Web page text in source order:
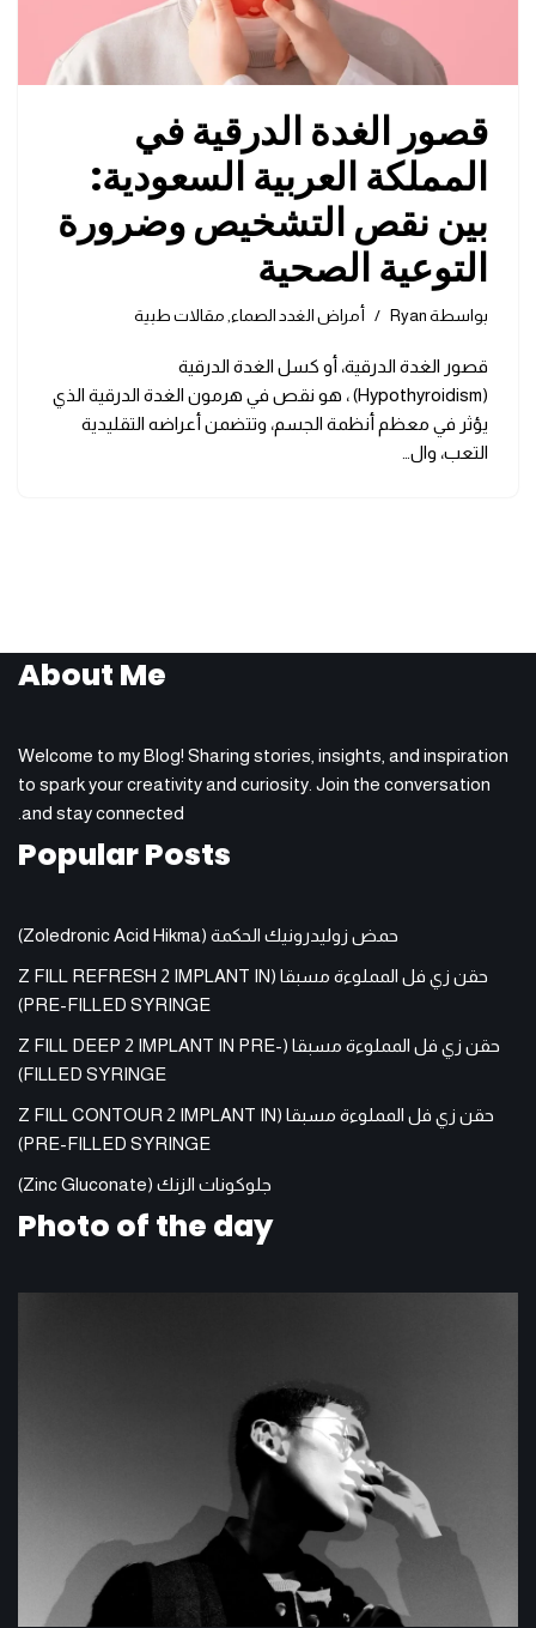
قصور الغدة الدرقية في
المملكة العربية السعودية:
بين نقص التشخيص وضرورة
التوعية الصحية
بواسطة Ryan أمراض الغدد الصماء, مقالات طبية
قصور الغدة الدرقية، أو كسل الغدة الدرقية
(Hypothyroidism) ، هو نقص في هرمون الغدة الدرقية الذي
يؤثر في معظم أنظمة الجسم، وتتضمن أعراضه التقليدية
التعب، وال…
About Me
Welcome to my Blog! Sharing stories, insights, and inspiration
to spark your creativity and curiosity. Join the conversation
and stay connected.
Popular Posts
حمض زوليدرونيك الحكمة (Zoledronic Acid Hikma)
حقن زي فل المملوءة مسبقا (Z FILL REFRESH 2 IMPLANT IN
PRE-FILLED SYRINGE)
حقن زي فل المملوءة مسبقا (Z FILL DEEP 2 IMPLANT IN PRE-
FILLED SYRINGE)
حقن زي فل المملوءة مسبقا (Z FILL CONTOUR 2 IMPLANT IN
PRE-FILLED SYRINGE)
جلوكونات الزنك (Zinc Gluconate)
Photo of the day